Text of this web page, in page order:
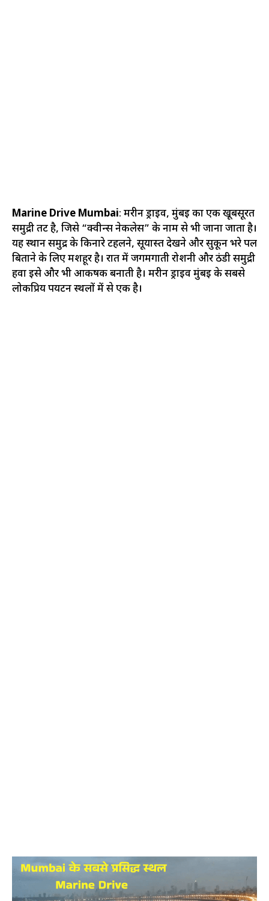
Marine Drive Mumbai: मरीन ड्राइव, मुंबई का एक खूबसूरत
समुद्री तट है, जिसे “क्वीन्स नेकलेस” के नाम से भी जाना जाता है।
यह स्थान समुद्र के किनारे टहलने, सूर्यास्त देखने और सुकून भरे पल
बिताने के लिए मशहूर है। रात में जगमगाती रोशनी और ठंडी समुद्री
हवा इसे और भी आकर्षक बनाती है। मरीन ड्राइव मुंबई के सबसे
लोकप्रिय पर्यटन स्थलों में से एक है।